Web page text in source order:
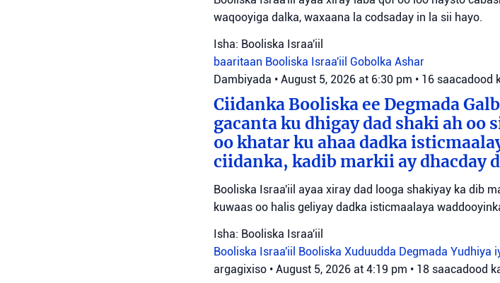
waqooyiga dalka, waxaana la codsaday in la sii hayo.
Isha: Booliska Israa'iil
baaritaan Booliska Israa'iil Gobolka Ashar
Dambiyada • August 5, 2026 at 6:30 pm • 16 saacadood
Ciidanka Booliska ee Degmada
gacanta ku dhigay dad shaki ah oo
oo khatar ku ahaa dadka
ciidanka, kadib markii ay dhacday
Booliska Israa'iil ayaa xiray dad looga shakiyay ka dib
kuwaas oo halis geliyay dadka isticmaalaya
Isha: Booliska Israa'iil
Booliska Israa'iil Booliska Xuduudda Degmada Yudhiya
argagixiso • August 5, 2026 at 4:19 pm • 18 saacadood